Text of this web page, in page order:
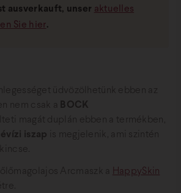
ausverkauft, unser aktuelles
Sie hier.
üdvözölhetünk ebben az
nem csak a
BOCK
magát duplán ebben a termékben,
iszap is megjelenik, ami szintén
Arcmaszk a
HappySkin